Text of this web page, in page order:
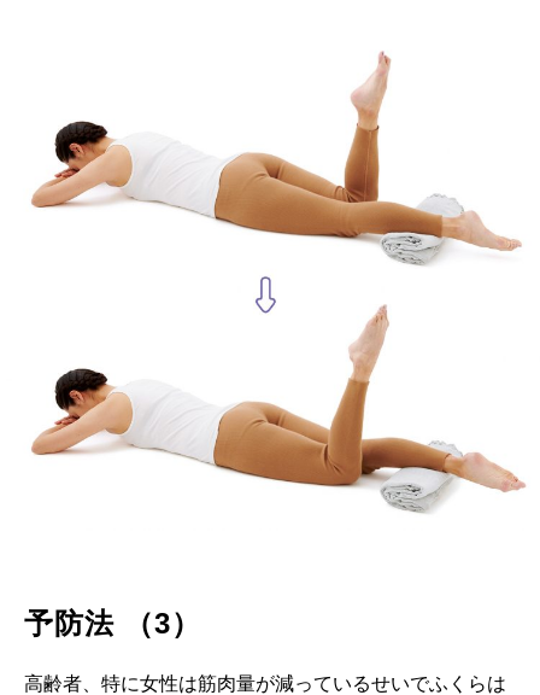
予防法 （3）
高齢者、特に女性は筋肉量が減っているせいでふくらは